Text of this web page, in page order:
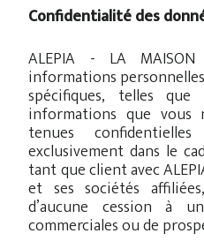
Confidentialité des
ALEPIA - LA
informations
spécifiques, telles que
informations que vous
tenues
exclusivement dans le
tant que client avec
et ses sociétés
d’aucune cession à
commerciales ou de